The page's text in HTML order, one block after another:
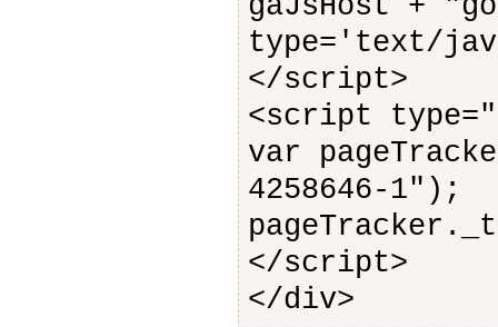
gaJsHost +
type='text/
</script>
<script
var
4258646-1");
</script>
</div>